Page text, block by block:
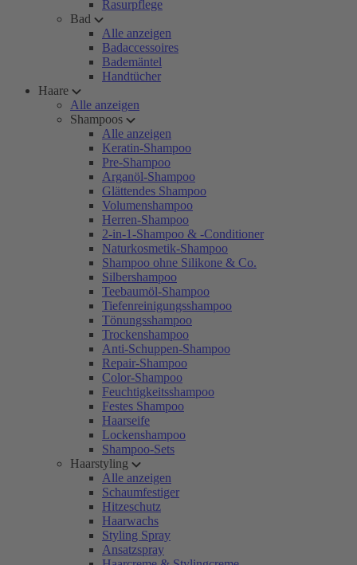
Rasurpflege
Bad
Alle anzeigen
Badaccessoires
Bademäntel
Handtücher
Haare
Alle anzeigen
Shampoos
Alle anzeigen
Keratin-Shampoo
Pre-Shampoo
Arganöl-Shampoo
Glättendes Shampoo
Volumenshampoo
Herren-Shampoo
2-in-1-Shampoo & -Conditioner
Naturkosmetik-Shampoo
Shampoo ohne Silikone & Co.
Silbershampoo
Teebaumöl-Shampoo
Tiefenreinigungsshampoo
Tönungsshampoo
Trockenshampoo
Anti-Schuppen-Shampoo
Repair-Shampoo
Color-Shampoo
Feuchtigkeitsshampoo
Festes Shampoo
Haarseife
Lockenshampoo
Shampoo-Sets
Haarstyling
Alle anzeigen
Schaumfestiger
Hitzeschutz
Haarwachs
Styling Spray
Ansatzspray